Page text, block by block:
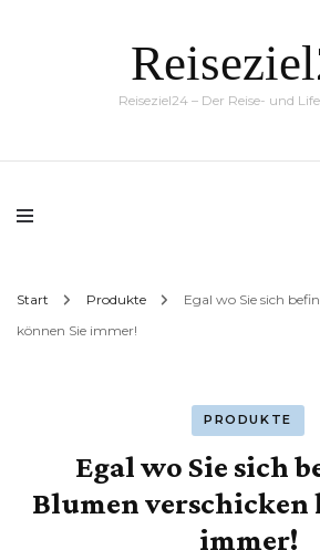
Reiseziel24 – Der Reise- und
Start Produkte
Egal wo Sie sich
können Sie immer!
PRODUKTE
Egal wo Sie sich
Blumen verschicken
immer!